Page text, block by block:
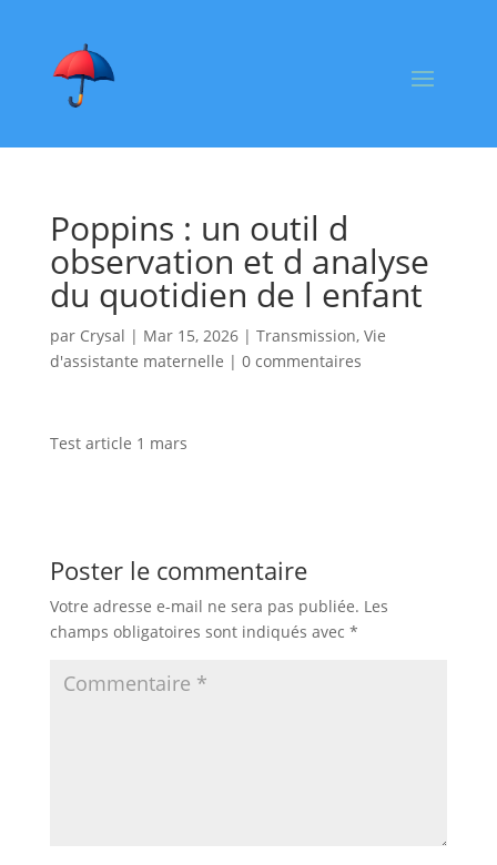
Poppins : un outil d
observation et d analyse
du quotidien de l enfant
par Crysal | Mar 15, 2026| Transmission, Vie
d'assistante maternelle | 0 commentaires
Test article 1 mars
Poster le commentaire
Votre adresse e-mail ne sera pas publiée. Les
champs obligatoires sont indiqués avec *